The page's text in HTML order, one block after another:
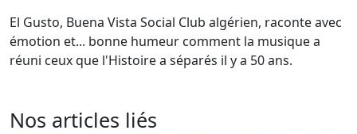
El Gusto, Buena Vista Social Club algérien, raconte avec
émotion et... bonne humeur comment la musique a
réuni ceux que l'Histoire a séparés il y a 50 ans.
Nos articles liés